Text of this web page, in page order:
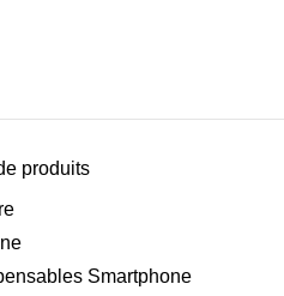
produits
Smartphone